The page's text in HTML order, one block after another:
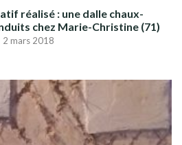
réalisé : une dalle chaux-
chez Marie-Christine (71)
2 mars 2018